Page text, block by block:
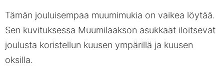
Tämän jouluisempaa muumimukia on vaikea löytää.
Sen kuvituksessa Muumilaakson asukkaat iloitsevat
joulusta koristellun kuusen ympärillä ja kuusen
oksilla.